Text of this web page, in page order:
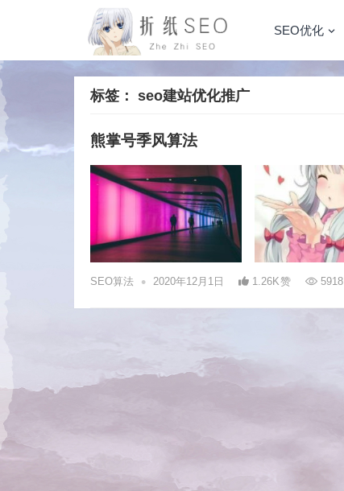
SEO优化
标签： seo建站优化推广
熊掌号季风算法
SEO算法 • 2020年12月1日 1.26K赞 5918